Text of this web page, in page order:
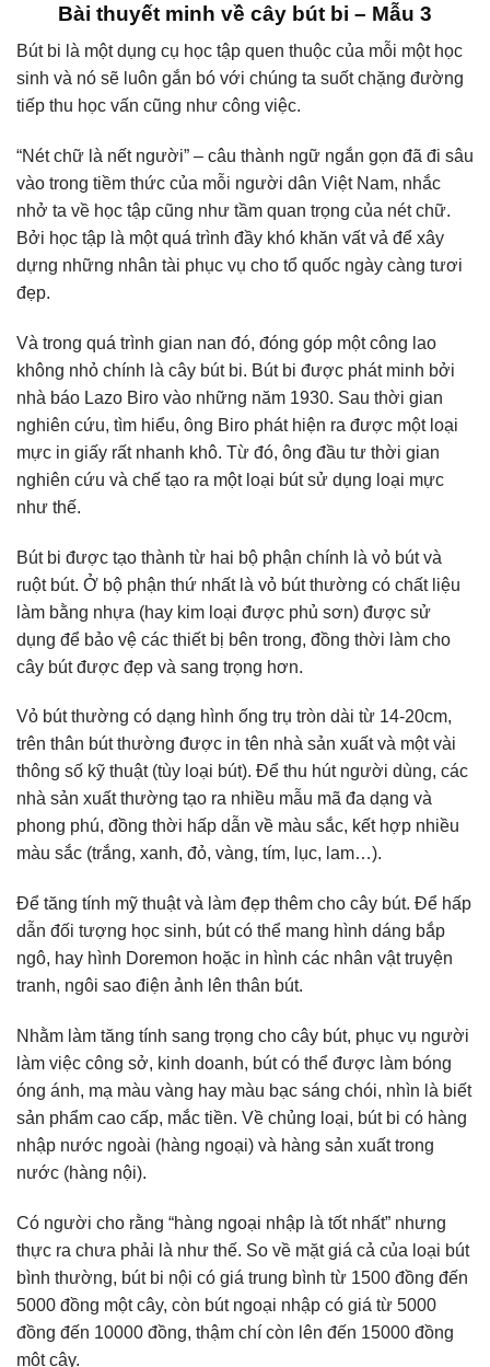
Bài thuyết minh về cây bút bi – Mẫu 3
Bút bi là một dụng cụ học tập quen thuộc của mỗi một học
sinh và nó sẽ luôn gắn bó với chúng ta suốt chặng đường
tiếp thu học vấn cũng như công việc.
“Nét chữ là nết người” – câu thành ngữ ngắn gọn đã đi sâu
vào trong tiềm thức của mỗi người dân Việt Nam, nhắc
nhở ta về học tập cũng như tầm quan trọng của nét chữ.
Bởi học tập là một quá trình đầy khó khăn vất vả để xây
dựng những nhân tài phục vụ cho tổ quốc ngày càng tươi
đẹp.
Và trong quá trình gian nan đó, đóng góp một công lao
không nhỏ chính là cây bút bi. Bút bi được phát minh bởi
nhà báo Lazo Biro vào những năm 1930. Sau thời gian
nghiên cứu, tìm hiểu, ông Biro phát hiện ra được một loại
mực in giấy rất nhanh khô. Từ đó, ông đầu tư thời gian
nghiên cứu và chế tạo ra một loại bút sử dụng loại mực
như thế.
Bút bi được tạo thành từ hai bộ phận chính là vỏ bút và
ruột bút. Ở bộ phận thứ nhất là vỏ bút thường có chất liệu
làm bằng nhựa (hay kim loại được phủ sơn) được sử
dụng để bảo vệ các thiết bị bên trong, đồng thời làm cho
cây bút được đẹp và sang trọng hơn.
Vỏ bút thường có dạng hình ống trụ tròn dài từ 14-20cm,
trên thân bút thường được in tên nhà sản xuất và một vài
thông số kỹ thuật (tùy loại bút). Để thu hút người dùng, các
nhà sản xuất thường tạo ra nhiều mẫu mã đa dạng và
phong phú, đồng thời hấp dẫn về màu sắc, kết hợp nhiều
màu sắc (trắng, xanh, đỏ, vàng, tím, lục, lam…).
Để tăng tính mỹ thuật và làm đẹp thêm cho cây bút. Để hấp
dẫn đối tượng học sinh, bút có thể mang hình dáng bắp
ngô, hay hình Doremon hoặc in hình các nhân vật truyện
tranh, ngôi sao điện ảnh lên thân bút.
Nhằm làm tăng tính sang trọng cho cây bút, phục vụ người
làm việc công sở, kinh doanh, bút có thể được làm bóng
óng ánh, mạ màu vàng hay màu bạc sáng chói, nhìn là biết
sản phẩm cao cấp, mắc tiền. Về chủng loại, bút bi có hàng
nhập nước ngoài (hàng ngoại) và hàng sản xuất trong
nước (hàng nội).
Có người cho rằng “hàng ngoại nhập là tốt nhất” nhưng
thực ra chưa phải là như thế. So về mặt giá cả của loại bút
bình thường, bút bi nội có giá trung bình từ 1500 đồng đến
5000 đồng một cây, còn bút ngoại nhập có giá từ 5000
đồng đến 10000 đồng, thậm chí còn lên đến 15000 đồng
một cây.